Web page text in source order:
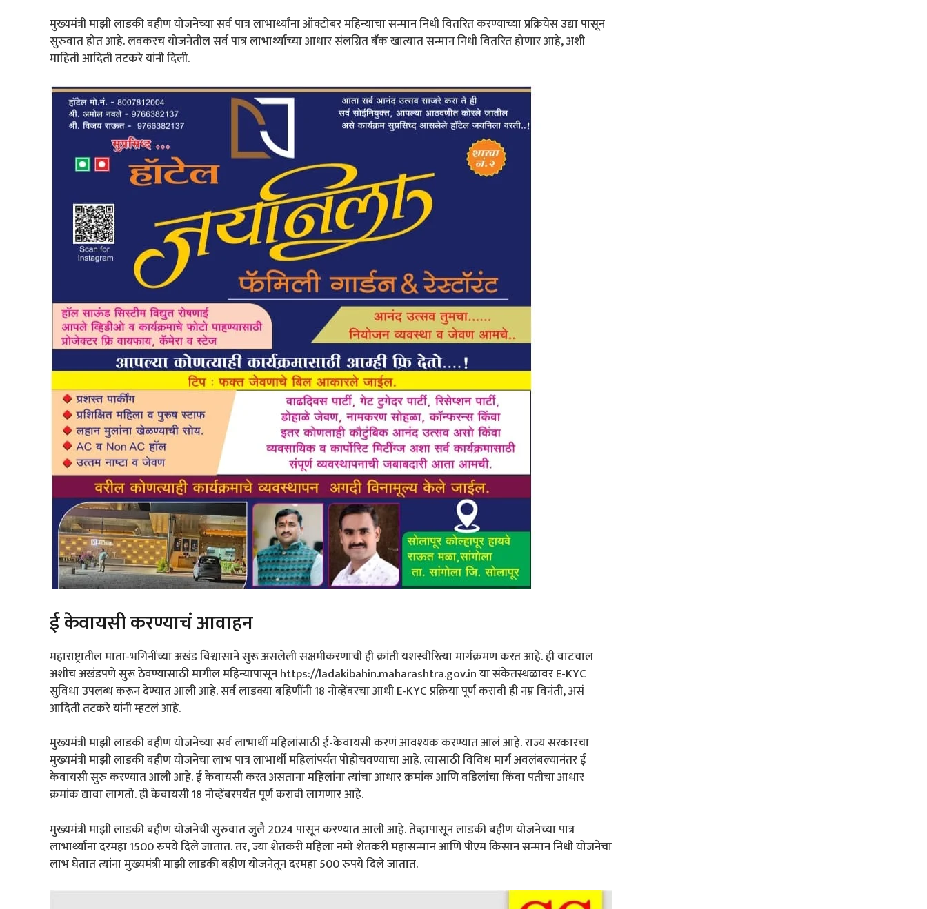
मुख्यमंत्री माझी लाडकी बहीण योजनेच्या सर्व पात्र लाभार्थ्यांना ऑक्टोबर महिन्याचा सन्मान निधी वितरित करण्याच्या प्रक्रियेस उद्या पासून
सुरुवात होत आहे. लवकरच योजनेतील सर्व पात्र लाभार्थ्यांच्या आधार संलग्नित बँक खात्यात सन्मान निधी वितरित होणार आहे, अशी
माहिती आदिती तटकरे यांनी दिली.
ई केवायसी करण्याचं आवाहन
महाराष्ट्रातील माता-भगिनींच्या अखंड विश्वासाने सुरू असलेली सक्षमीकरणाची ही क्रांती यशस्वीरित्या मार्गक्रमण करत आहे. ही वाटचाल
अशीच अखंडपणे सुरू ठेवण्यासाठी मागील महिन्यापासून https://ladakibahin.maharashtra.gov.in या संकेतस्थळावर E-KYC
सुविधा उपलब्ध करून देण्यात आली आहे. सर्व लाडक्या बहिणींनी 18 नोव्हेंबरचा आधी E-KYC प्रक्रिया पूर्ण करावी ही नम्र विनंती, असं
आदिती तटकरे यांनी म्हटलं आहे.
मुख्यमंत्री माझी लाडकी बहीण योजनेच्या सर्व लाभार्थी महिलांसाठी ई-केवायसी करणं आवश्यक करण्यात आलं आहे. राज्य सरकारचा
मुख्यमंत्री माझी लाडकी बहीण योजनेचा लाभ पात्र लाभार्थी महिलांपर्यंत पोहोचवण्याचा आहे. त्यासाठी विविध मार्ग अवलंबल्यानंतर ई
केवायसी सुरु करण्यात आली आहे. ई केवायसी करत असताना महिलांना त्यांचा आधार क्रमांक आणि वडिलांचा किंवा पतीचा आधार
क्रमांक द्यावा लागतो. ही केवायसी 18 नोव्हेंबरपर्यंत पूर्ण करावी लागणार आहे.
मुख्यमंत्री माझी लाडकी बहीण योजनेची सुरुवात जुलै 2024 पासून करण्यात आली आहे. तेव्हापासून लाडकी बहीण योजनेच्या पात्र
लाभार्थ्यांना दरमहा 1500 रुपये दिले जातात. तर, ज्या शेतकरी महिला नमो शेतकरी महासन्मान आणि पीएम किसान सन्मान निधी योजनेचा
लाभ घेतात त्यांना मुख्यमंत्री माझी लाडकी बहीण योजनेतून दरमहा 500 रुपये दिले जातात.